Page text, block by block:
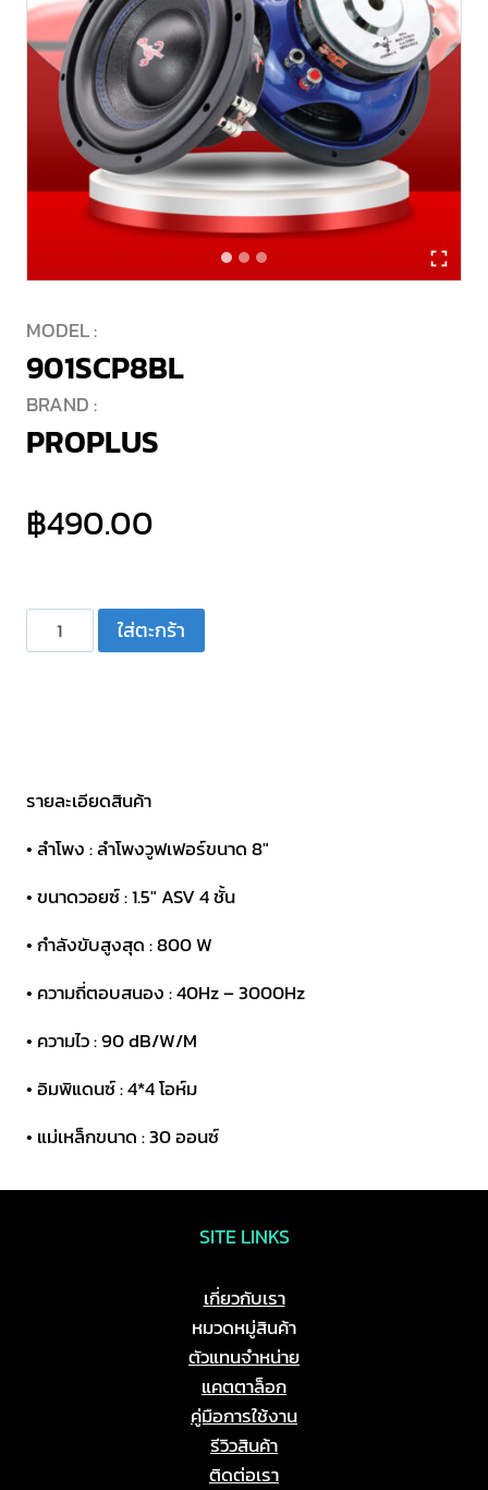
MODEL :
901SCP8BL
BRAND :
PROPLUS
฿490.00
จำนวน
ดอก
SUB
สีน้ำเงิน
ชิ้น
ใส่ตะกร้า
รายละเอียดสินค้า
• ลำโพง : ลำโพงวูฟเฟอร์ขนาด 8″
• ขนาดวอยซ์ : 1.5″ ASV 4 ชั้น
• กำลังขับสูงสุด : 800 W
• ความถี่ตอบสนอง : 40Hz – 3000Hz
• ความไว : 90 dB/W/M
• อิมพิแดนซ์ : 4*4 โอห์ม
• แม่เหล็กขนาด : 30 ออนซ์
SITE LINKS
เกี่ยวกับเรา
หมวดหมู่สินค้า
ตัวแทนจำหน่าย
แคตตาล็อก
คู่มือการใช้งาน
รีวิวสินค้า
ติดต่อเรา